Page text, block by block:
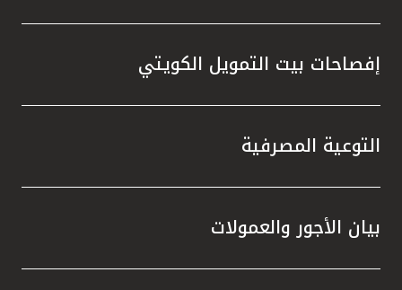
إفصاحات بيت التمويل الكويتي
التوعية المصرفية
بيان الأجور والعمولات